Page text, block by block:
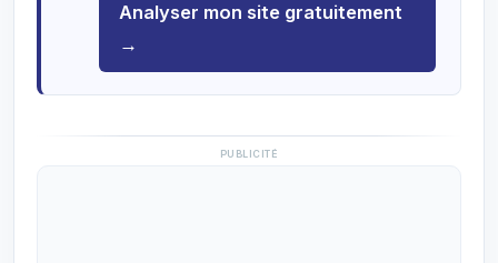
Analyser mon site gratuitement
→
PUBLICITÉ